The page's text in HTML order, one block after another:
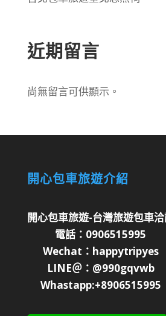
近期留言
尚無留言可供顯示。
開心包車旅遊介紹
開心包車旅遊-台灣旅遊包車
電話：0906515995
Wechat：happytripyes
LINE＠：@990gqvwb
Whastapp:+8906515995